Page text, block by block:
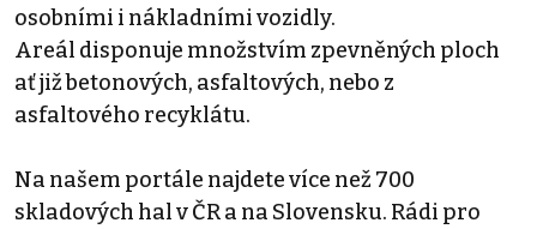
osobními i nákladními vozidly.
Areál disponuje množstvím zpevněných ploch
ať již betonových, asfaltových, nebo z
asfaltového recyklátu.
Na našem portále najdete více než 700
skladových hal v ČR a na Slovensku. Rádi pro